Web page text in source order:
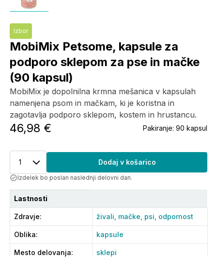
Izbor
MobiMix Petsome, kapsule za
podporo sklepom za pse in mačke
(90 kapsul)
MobiMix je dopolnilna krmna mešanica v kapsulah
namenjena psom in mačkam, ki je koristna in
zagotavlja podporo sklepom, kostem in hrustancu.
46,98 € Pakiranje: 90 kapsul
1 Dodaj v košarico
Izdelek bo poslan naslednji delovni dan.
Lastnosti
Zdravje: živali, mačke, psi, odpornost
Oblika: kapsule
Mesto delovanja: sklepi